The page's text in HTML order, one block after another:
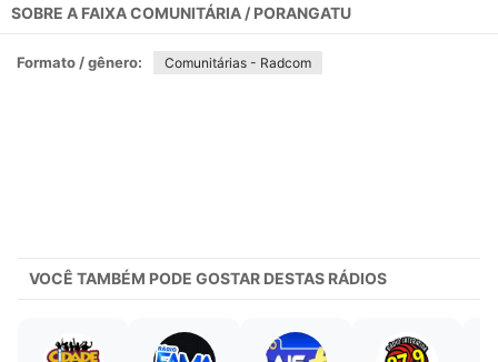
SOBRE A FAIXA COMUNITÁRIA / PORANGATU
Formato / gênero: Comunitárias - Radcom
VOCÊ TAMBÉM PODE GOSTAR DESTAS RÁDIOS